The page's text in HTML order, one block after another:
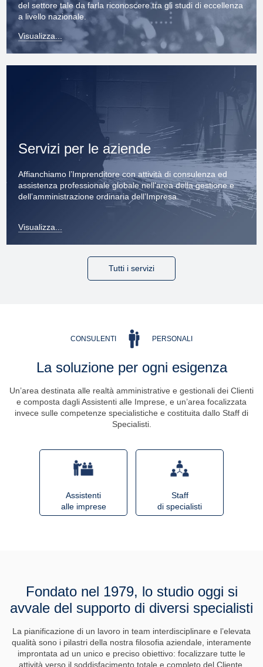
del settore tale da farla riconoscere tra gli studi di eccellenza
a livello nazionale.
Visualizza...
Servizi per le aziende
Affianchiamo l’Imprenditore con attività di consulenza ed
assistenza professionale globale nell’area della gestione e
dell’amministrazione ordinaria dell’Impresa.
Visualizza...
Tutti i servizi
CONSULENTI PERSONALI
La soluzione per ogni esigenza
Un’area destinata alle realtà amministrative e gestionali dei Clienti
e composta dagli Assistenti alle Imprese, e un’area focalizzata
invece sulle competenze specialistiche e costituita dallo Staff di
Specialisti.
Assistenti
alle imprese
Staff
di specialisti
Fondato nel 1979, lo studio oggi si
avvale del supporto di diversi specialisti
La pianificazione di un lavoro in team interdisciplinare e l’elevata
qualità sono i pilastri della nostra filosofia aziendale, interamente
improntata ad un unico e preciso obiettivo: focalizzare tutte le
attività verso il soddisfacimento totale e completo del Cliente,